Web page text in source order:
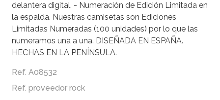
delantera digital. - Numeración de Edición Limitada en
la espalda. Nuestras camisetas son Ediciones
Limitadas Numeradas (100 unidades) por lo que las
numeramos una a una. DISEÑADA EN ESPAÑA.
HECHAS EN LA PENÍNSULA.
Ref. A08532
Ref. proveedor rock